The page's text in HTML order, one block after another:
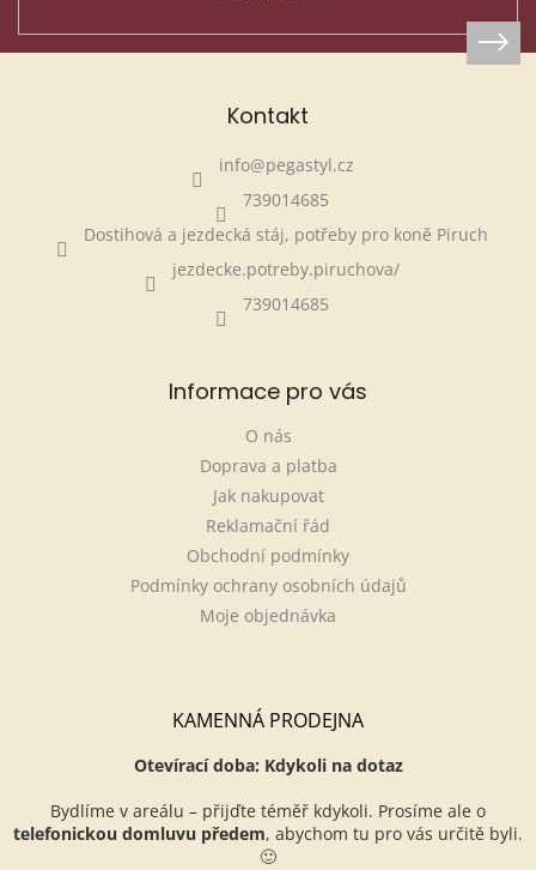
Kontakt
info@pegastyl.cz
739014685
Dostihová a jezdecká stáj, potřeby pro koně Piruch
jezdecke.potreby.piruchova/
739014685
Informace pro vás
O nás
Doprava a platba
Jak nakupovat
Reklamační řád
Obchodní podmínky
Podmínky ochrany osobních údajů
Moje objednávka
KAMENNÁ PRODEJNA
Otevírací doba: Kdykoli na dotaz
Bydlíme v areálu – přijďte téměř kdykoli. Prosíme ale o
telefonickou domluvu předem, abychom tu pro vás určitě byli.
🙂